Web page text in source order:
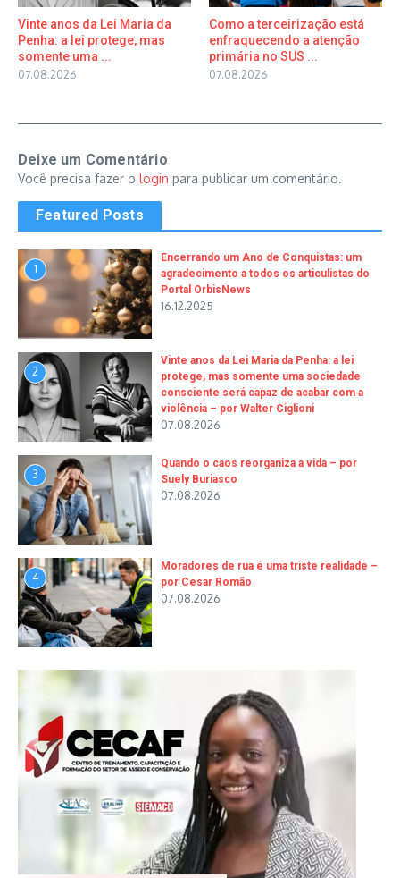
Vinte anos da Lei Maria da
Penha: a lei protege, mas
somente uma ...
07.08.2026
Como a terceirização está
enfraquecendo a atenção
primária no SUS ...
07.08.2026
Deixe um Comentário
Você precisa fazer o login para publicar um comentário.
Featured Posts
1
Encerrando um Ano de Conquistas: um
agradecimento a todos os articulistas do
Portal OrbisNews
16.12.2025
2
Vinte anos da Lei Maria da Penha: a lei
protege, mas somente uma sociedade
consciente será capaz de acabar com a
violência – por Walter Ciglioni
07.08.2026
3
Quando o caos reorganiza a vida – por
Suely Buriasco
07.08.2026
4
Moradores de rua é uma triste realidade –
por Cesar Romão
07.08.2026